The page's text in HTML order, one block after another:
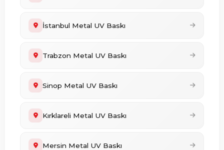
İstanbul Metal UV Baskı
Trabzon Metal UV Baskı
Sinop Metal UV Baskı
Kırklareli Metal UV Baskı
Mersin Metal UV Baskı